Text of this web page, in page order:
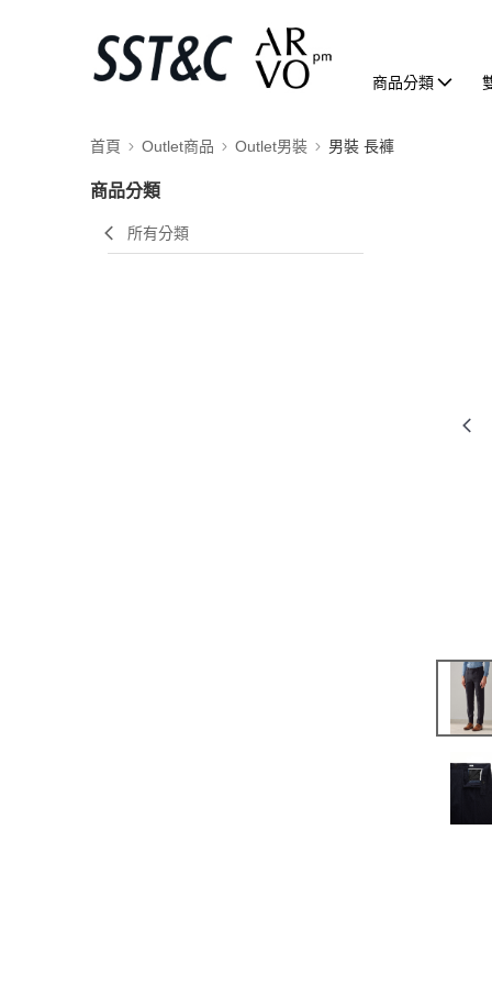
商品分類
首頁 Outlet商品 Outlet男裝 男裝 長褲
商品分類
所有分類